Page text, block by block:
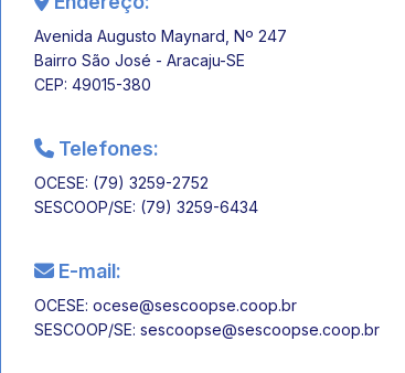
Avenida Augusto Maynard, Nº 247
Bairro São José - Aracaju-SE
CEP: 49015-380
Telefones:
OCESE: (79) 3259-2752
SESCOOP/SE: (79) 3259-6434
E-mail:
OCESE: ocese@sescoopse.coop.br
SESCOOP/SE: sescoopse@sescoopse.coop.br